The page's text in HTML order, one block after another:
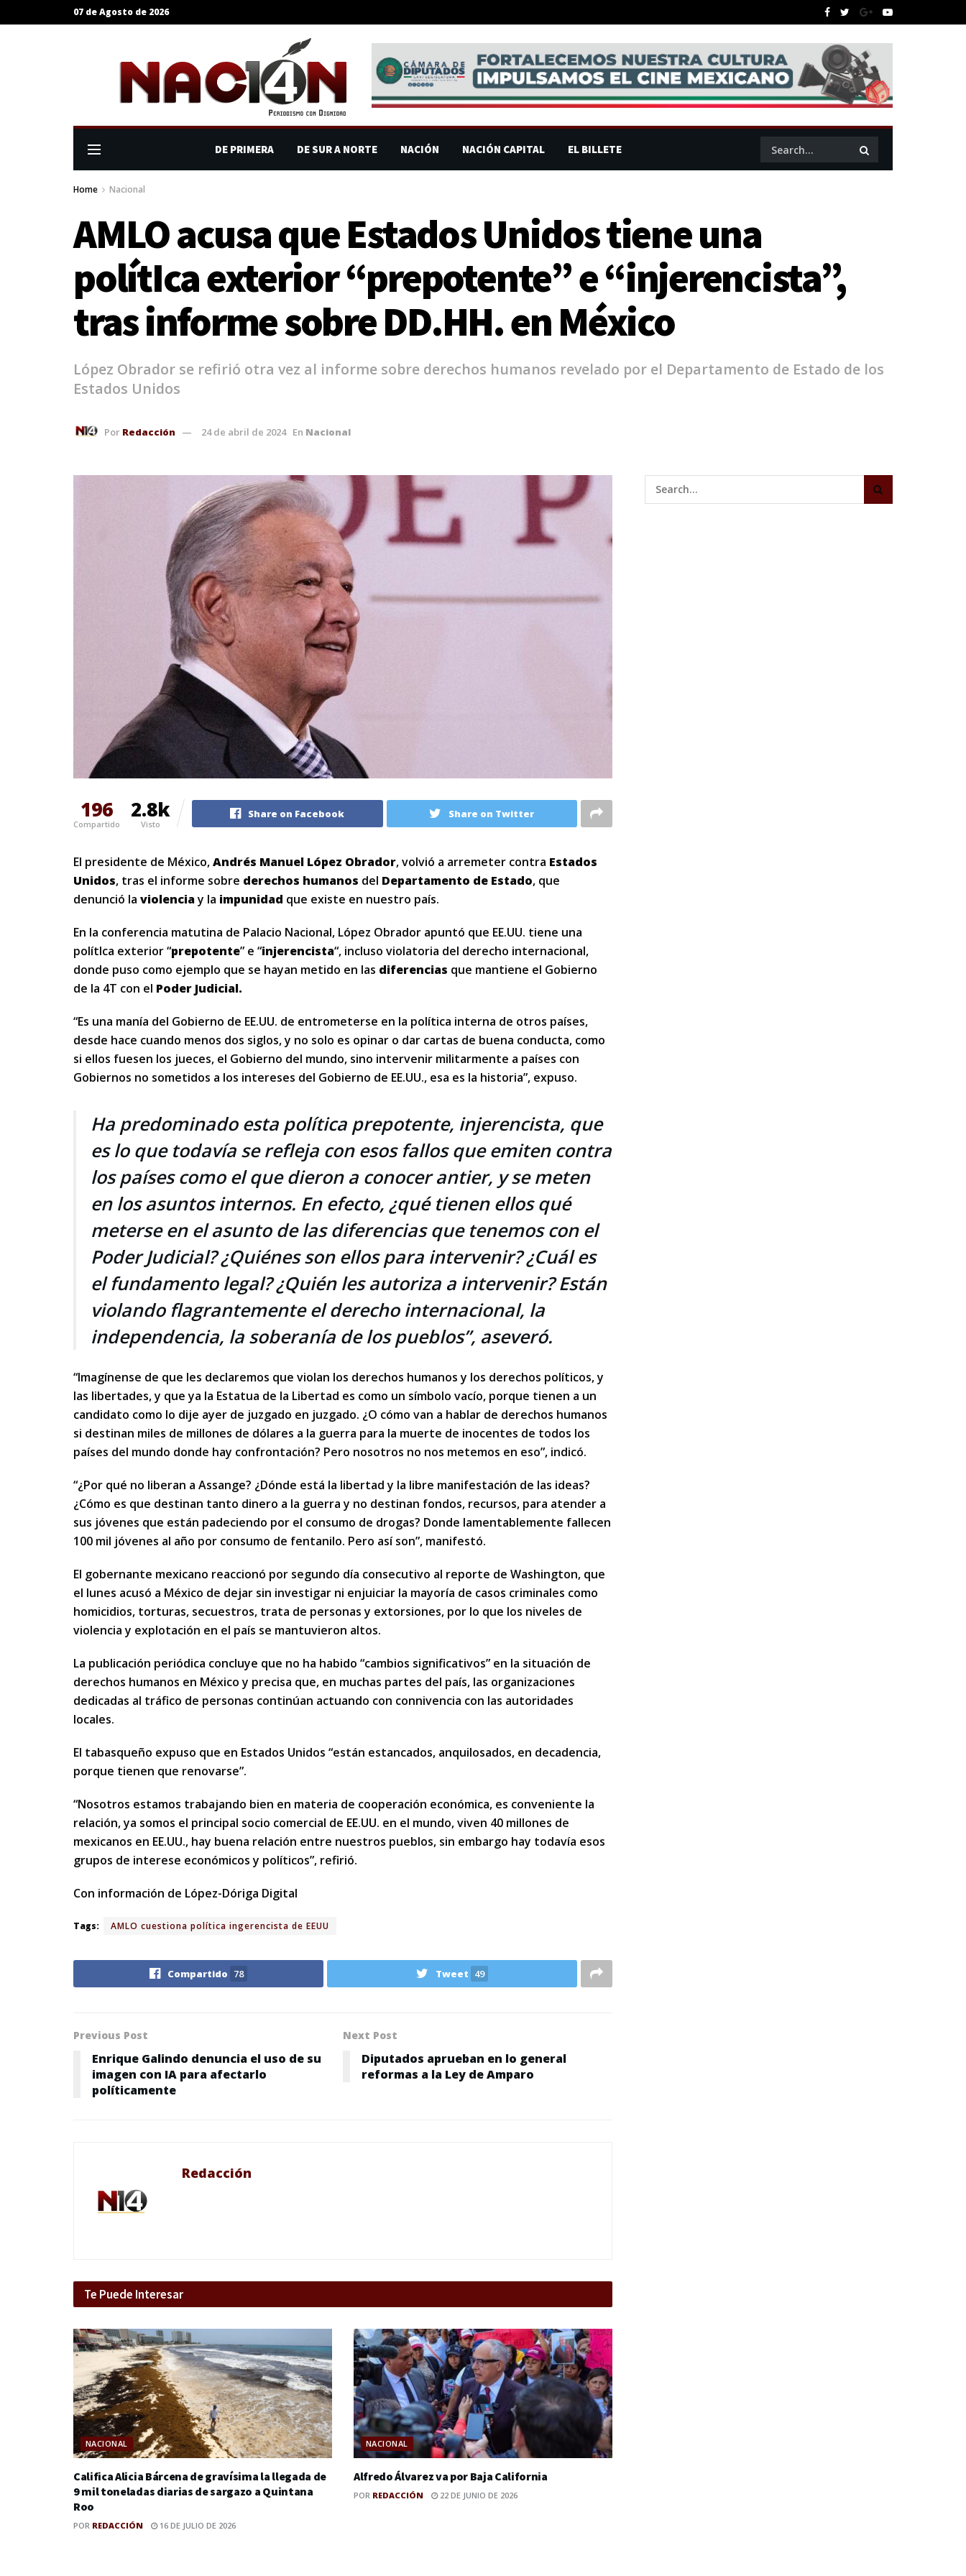
07 de Agosto de 2026
DE PRIMERA DE SUR A NORTE NACIÓN NACIÓN CAPITAL EL BILLETE
Home Nacional
AMLO acusa que Estados Unidos tiene una
polítIca exterior “prepotente” e “injerencista”,
tras informe sobre DD.HH. en México
López Obrador se refirió otra vez al informe sobre derechos humanos revelado por el Departamento de Estado de los
Estados Unidos
Por Redacción 24 de abril de 2024 En Nacional
196
Compartido
2.8k
Visto
Share on Facebook Share on Twitter
El presidente de México,Andrés Manuel López Obrador, volvió a arremeter contra Estados
Unidos, tras el informe sobre derechos humanos del Departamento de Estado, que
denunció la violenciay la impunidad que existe en nuestro país.
En la conferencia matutina de Palacio Nacional, López Obrador apuntó que EE.UU. tiene una
polítIca exterior “prepotente” e “injerencista“, incluso violatoria del derecho internacional,
donde puso como ejemplo que se hayan metido en las diferencias que mantiene el Gobierno
de la 4T con el Poder Judicial.
“Es una manía del Gobierno de EE.UU. de entrometerse en la política interna de otros países,
desde hace cuando menos dos siglos, y no solo es opinar o dar cartas de buena conducta, como
si ellos fuesen los jueces, el Gobierno del mundo, sino intervenir militarmente a países con
Gobiernos no sometidos a los intereses del Gobierno de EE.UU., esa es la historia”, expuso.
Ha predominado esta política prepotente, injerencista, que
es lo que todavía se refleja con esos fallos que emiten contra
los países como el que dieron a conocer antier, y se meten
en los asuntos internos. En efecto, ¿qué tienen ellos qué
meterse en el asunto de las diferencias que tenemos con el
Poder Judicial? ¿Quiénes son ellos para intervenir? ¿Cuál es
el fundamento legal? ¿Quién les autoriza a intervenir? Están
violando flagrantemente el derecho internacional, la
independencia, la soberanía de los pueblos”, aseveró.
“Imagínense de que les declaremos que violan los derechos humanos y los derechos políticos, y
las libertades, y que ya la Estatua de la Libertad es como un símbolo vacío, porque tienen a un
candidato como lo dije ayer de juzgado en juzgado. ¿O cómo van a hablar de derechos humanos
si destinan miles de millones de dólares a la guerra para la muerte de inocentes de todos los
países del mundo donde hay confrontación? Pero nosotros no nos metemos en eso”, indicó.
“¿Por qué no liberan a Assange? ¿Dónde está la libertad y la libre manifestación de las ideas?
¿Cómo es que destinan tanto dinero a la guerra y no destinan fondos, recursos, para atender a
sus jóvenes que están padeciendo por el consumo de drogas? Donde lamentablemente fallecen
100 mil jóvenes al año por consumo de fentanilo. Pero así son”, manifestó.
El gobernante mexicano reaccionó por segundo día consecutivo al reporte de Washington, que
el lunes acusó a México de dejar sin investigar ni enjuiciar la mayoría de casos criminales como
homicidios, torturas, secuestros, trata de personas y extorsiones, por lo que los niveles de
violencia y explotación en el país se mantuvieron altos.
La publicación periódica concluye que no ha habido “cambios significativos” en la situación de
derechos humanos en México y precisa que, en muchas partes del país, las organizaciones
dedicadas al tráfico de personas continúan actuando con connivencia con las autoridades
locales.
El tabasqueño expuso que en Estados Unidos “están estancados, anquilosados, en decadencia,
porque tienen que renovarse”.
“Nosotros estamos trabajando bien en materia de cooperación económica, es conveniente la
relación, ya somos el principal socio comercial de EE.UU. en el mundo, viven 40 millones de
mexicanos en EE.UU., hay buena relación entre nuestros pueblos, sin embargo hay todavía esos
grupos de interese económicos y políticos”, refirió.
Con información de López-Dóriga Digital
Tags: AMLO cuestiona política ingerencista de EEUU
Compartido 78 Tweet 49
Previous Post
Enrique Galindo denuncia el uso de su
imagen con IA para afectarlo
políticamente
Next Post
Diputados aprueban en lo general
reformas a la Ley de Amparo
Redacción
Te Puede Interesar
NACIONAL
Califica Alicia Bárcena de gravísima la llegada de
9 mil toneladas diarias de sargazo a Quintana
Roo
POR REDACCIÓN 16 DE JULIO DE 2026
NACIONAL
Alfredo Álvarez va por Baja California
POR REDACCIÓN 22 DE JUNIO DE 2026